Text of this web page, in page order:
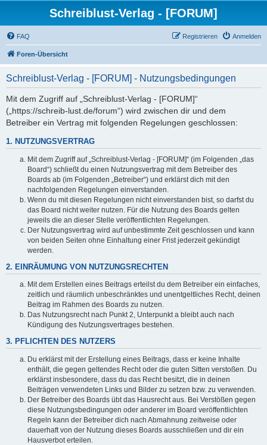
Schreiblust-Verlag - [FORUM]
FAQ Anmelden
Registrieren
Foren-Übersicht
Schreiblust-Verlag - [FORUM] - Nutzungsbedingungen
Mit dem Zugriff auf „Schreiblust-Verlag - [FORUM]“
(„https://schreib-lust.de/forum“) wird zwischen dir und dem
Betreiber ein Vertrag mit folgenden Regelungen geschlossen:
1. NUTZUNGSVERTRAG
Mit dem Zugriff auf „Schreiblust-Verlag - [FORUM]“ (im Folgenden „das
Board“) schließt du einen Nutzungsvertrag mit dem Betreiber des
Boards ab (im Folgenden „Betreiber“) und erklärst dich mit den
nachfolgenden Regelungen einverstanden.
Wenn du mit diesen Regelungen nicht einverstanden bist, so darfst du
das Board nicht weiter nutzen. Für die Nutzung des Boards gelten
jeweils die an dieser Stelle veröffentlichten Regelungen.
Der Nutzungsvertrag wird auf unbestimmte Zeit geschlossen und kann
von beiden Seiten ohne Einhaltung einer Frist jederzeit gekündigt
werden.
2. EINRÄUMUNG VON NUTZUNGSRECHTEN
Mit dem Erstellen eines Beitrags erteilst du dem Betreiber ein einfaches,
zeitlich und räumlich unbeschränktes und unentgeltliches Recht, deinen
Beitrag im Rahmen des Boards zu nutzen.
Das Nutzungsrecht nach Punkt 2, Unterpunkt a bleibt auch nach
Kündigung des Nutzungsvertrages bestehen.
3. PFLICHTEN DES NUTZERS
Du erklärst mit der Erstellung eines Beitrags, dass er keine Inhalte
enthält, die gegen geltendes Recht oder die guten Sitten verstoßen. Du
erklärst insbesondere, dass du das Recht besitzt, die in deinen
Beiträgen verwendeten Links und Bilder zu setzen bzw. zu verwenden.
Der Betreiber des Boards übt das Hausrecht aus. Bei Verstößen gegen
diese Nutzungsbedingungen oder anderer im Board veröffentlichten
Regeln kann der Betreiber dich nach Abmahnung zeitweise oder
dauerhaft von der Nutzung dieses Boards ausschließen und dir ein
Hausverbot erteilen.